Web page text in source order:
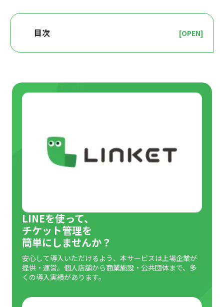
目次 [OPEN]
販売・管理業務の効率化に特化したチケット販
チケット以外の販売にも対応する販売システム
利用料・手数料
セルフサーブ型か委託販売型か
紙チケットか電子チケットか
LINEを使って、
チケット管理を
簡単にしませんか？
安心して導入いただけるよう、本サービスは上場企業が
提供・運営。個人店舗から商業施設・公共団体まで、多
くの導入実績があります。